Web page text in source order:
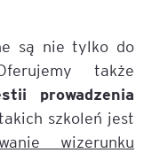
są nie tylko do
także
prowadzenia
szkoleń jest
wizerunku